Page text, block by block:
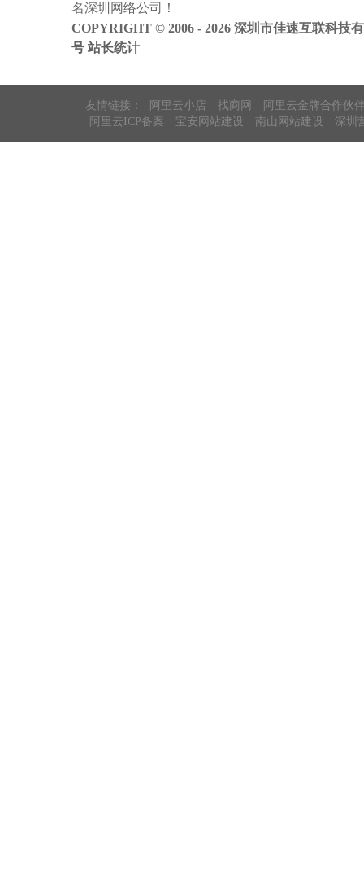
案
名深圳网络公司
！
COPYRIGHT © 2006 - 2026 深圳市佳速互联科技
号 站长统计
友情链接： 阿里云小店 找商网
阿里云金牌合作伙
阿里云ICP备案
宝安网站建设 南山网站建设 深圳